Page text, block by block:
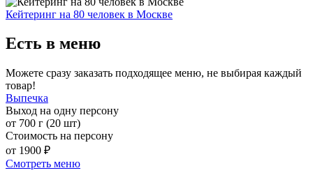
Кейтеринг на 80 человек в Москве
Есть в меню
Можете сразу заказать подходящее меню, не выбирая каждый
товар!
Выпечка
Выход на одну персону
от 700 г (20 шт)
Стоимость на персону
от 1900 ₽
Смотреть меню